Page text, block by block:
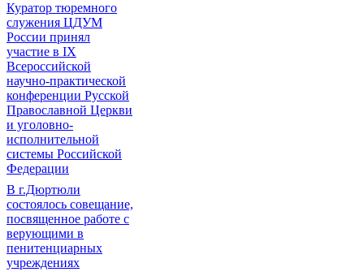
Куратор тюремного
служения ЦДУМ
России принял
участие в IX
Всероссийской
научно-практической
конференции Русской
Православной Церкви
и уголовно-
исполнительной
системы Российской
Федерации
В г.Дюртюли
состоялось совещание,
посвященное работе с
верующими в
пенитенциарных
учреждениях